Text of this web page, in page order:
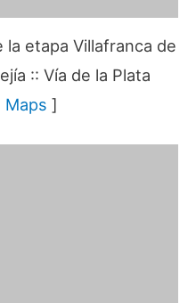
etapa Villafranca de
:: Vía de la Plata
Maps ]